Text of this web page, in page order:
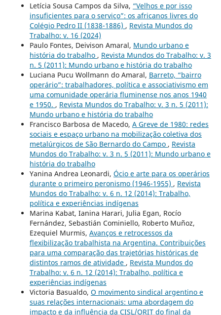
Letícia Sousa Campos da Silva, “Velhos e por isso
insuficientes para o serviço”: os africanos livres do
Colégio Pedro II (1838-1886) , Revista Mundos do
Trabalho: v. 16 (2024)
Paulo Fontes, Deivison Amaral, Mundo urbano e
história do trabalho , Revista Mundos do Trabalho: v. 3
n. 5 (2011): Mundo urbano e história do trabalho
Luciana Pucu Wollmann do Amaral, Barreto, “bairro
operário”: trabalhadores, política e associativismo em
uma comunidade operária fluminense nos anos 1940
e 1950. , Revista Mundos do Trabalho: v. 3 n. 5 (2011):
Mundo urbano e história do trabalho
Francisco Barbosa de Macedo, A Greve de 1980: redes
sociais e espaço urbano na mobilização coletiva dos
metalúrgicos de São Bernardo do Campo , Revista
Mundos do Trabalho: v. 3 n. 5 (2011): Mundo urbano e
história do trabalho
Yanina Andrea Leonardi, Ócio e arte para os operários
durante o primeiro peronismo (1946-1955) , Revista
Mundos do Trabalho: v. 6 n. 12 (2014): Trabalho,
política e experiências indígenas
Marina Kabat, Ianina Harari, Julia Egan, Rocío
Fernández, Sebastián Cominiello, Roberto Muñoz,
Ezequiel Murmis, Avanços e retrocessos da
flexibilização trabalhista na Argentina. Contribuições
para uma comparação das trajetórias históricas de
distintos ramos de atividade , Revista Mundos do
Trabalho: v. 6 n. 12 (2014): Trabalho, política e
experiências indígenas
Victoria Basualdo, O movimento sindical argentino e
suas relações internacionais: uma abordagem do
impacto e da influência da CISL/ORIT do final da